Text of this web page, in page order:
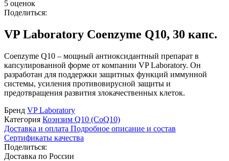
5 оценок
Поделиться:
VP Laboratory Coenzyme Q10, 30 капс.
Coenzyme Q10 – мощный антиоксидантный препарат в
капсулированной форме от компании VP Laboratory. Он
разработан для поддержки защитных функций иммунной
системы, усиления противовирусной защиты и
предотвращения развития злокачественных клеток.
Бренд VP Laboratory
Категория Коэнзим Q10 (CoQ10)
Доставка и оплата Подробное описание и состав
Сертификаты качества
Поделиться:
Доставка по России